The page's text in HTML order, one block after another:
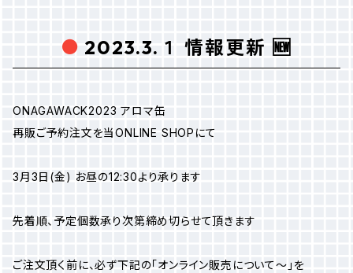
2023.3.１ 情報更新 🆕
ONAGAWACK2023 アロマ缶
再販ご予約注文を当ONLINE SHOPにて
3月3日(金) お昼の12:30より承ります
先着順、予定個数承り次第締め切らせて頂きます
ご注文頂く前に、必ず下記の「オンライン販売について～」を